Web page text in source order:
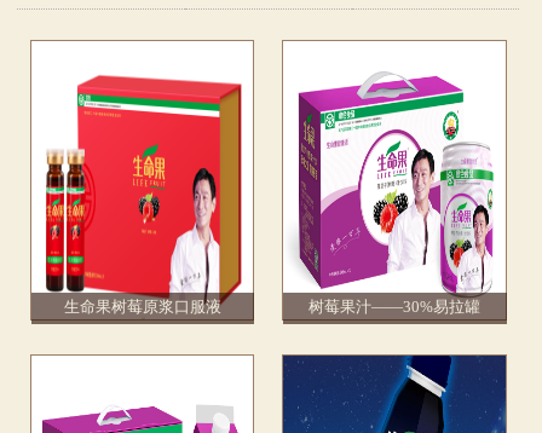
生命果树莓原浆口服液 树莓果汁——30%易拉罐